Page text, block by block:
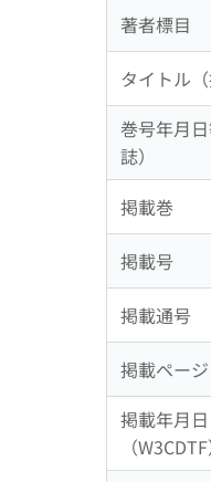
著者標目
タイトル（
巻号年月
誌）
掲載巻
掲載号
掲載通号
掲載ページ
掲載年月日
（W3CDTF